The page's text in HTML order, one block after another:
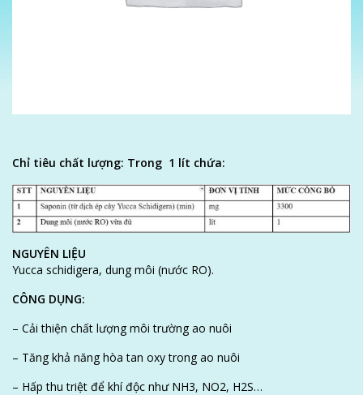
Chỉ tiêu chất lượng: Trong 1 lít chứa:
NGUYÊN LIỆU
Yucca schidigera, dung môi (nước RO).
CÔNG DỤNG:
– Cải thiện chất lượng môi trường ao nuôi
– Tăng khả năng hòa tan oxy trong ao nuôi
– Hấp thu triệt để khí độc như NH3, NO2, H2S…